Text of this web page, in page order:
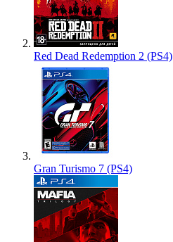
Red Dead Redemption 2 (PS4)
Gran Turismo 7 (PS4)